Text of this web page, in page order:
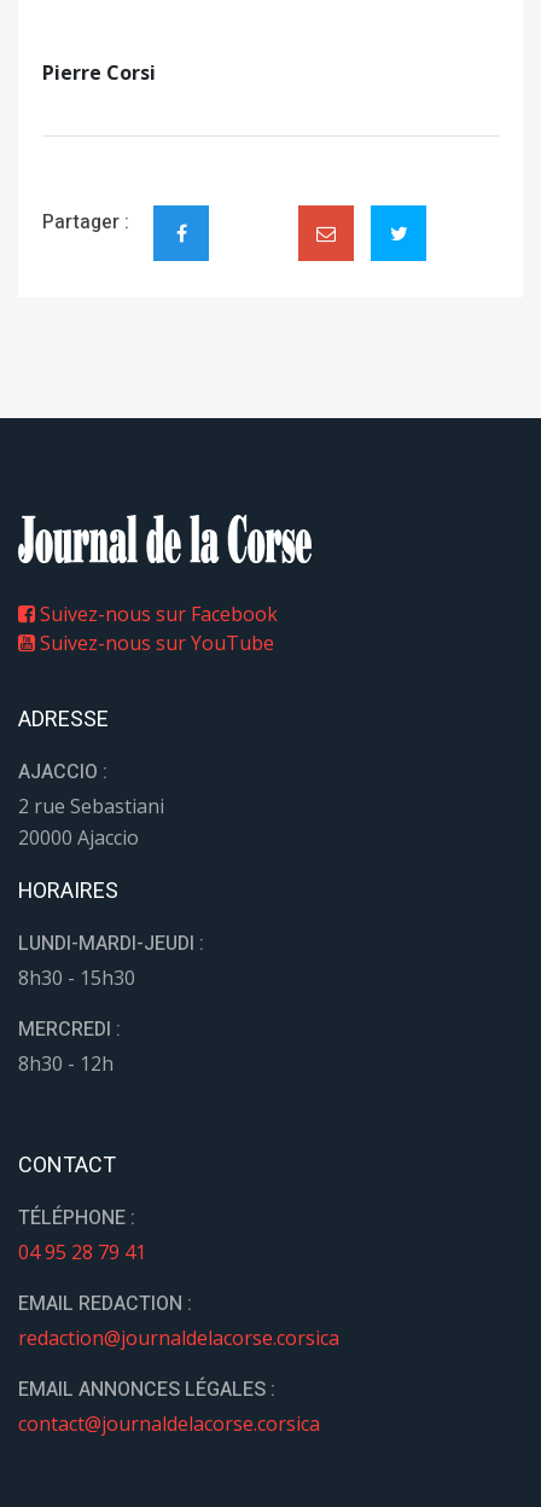
Pierre Corsi
Partager :
Suivez-nous sur Facebook
Suivez-nous sur YouTube
ADRESSE
AJACCIO :
2 rue Sebastiani
20000 Ajaccio
HORAIRES
LUNDI-MARDI-JEUDI :
8h30 - 15h30
MERCREDI :
8h30 - 12h
CONTACT
TÉLÉPHONE :
04 95 28 79 41
EMAIL REDACTION :
redaction@journaldelacorse.corsica
EMAIL ANNONCES LÉGALES :
contact@journaldelacorse.corsica